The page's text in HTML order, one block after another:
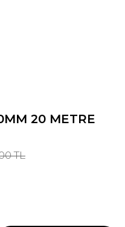
20 METRE
TL